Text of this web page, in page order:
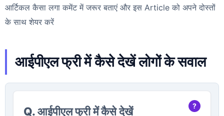
आर्टिकल कैसा लगा कमेंट में जरूर बताएं और इस Article को अपने दोस्तों
के साथ शेयर करें
आईपीएल फ्री में कैसे देखें लोगों के सवाल
Q. आईपीएल फ्री में कैसे देखें